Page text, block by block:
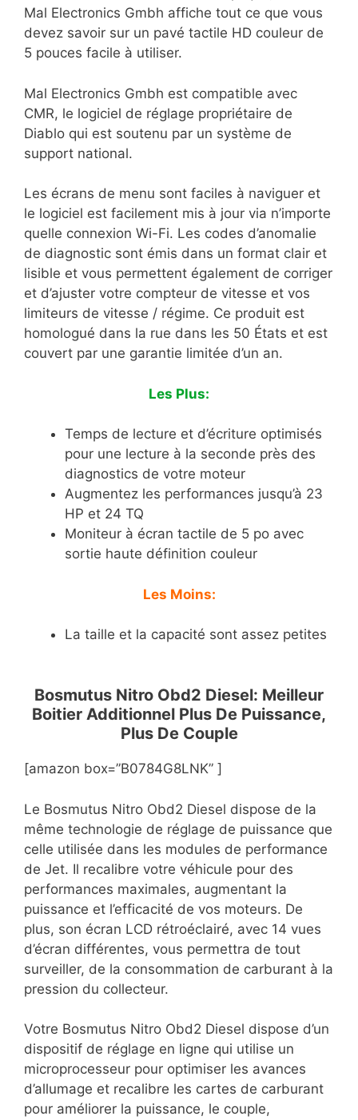
Mal Electronics Gmbh affiche tout ce que vous
devez savoir sur un pavé tactile HD couleur de
5 pouces facile à utiliser.
Mal Electronics Gmbh est compatible avec
CMR, le logiciel de réglage propriétaire de
Diablo qui est soutenu par un système de
support national.
Les écrans de menu sont faciles à naviguer et
le logiciel est facilement mis à jour via n’importe
quelle connexion Wi-Fi. Les codes d’anomalie
de diagnostic sont émis dans un format clair et
lisible et vous permettent également de corriger
et d’ajuster votre compteur de vitesse et vos
limiteurs de vitesse / régime. Ce produit est
homologué dans la rue dans les 50 États et est
couvert par une garantie limitée d’un an.
Les Plus:
Temps de lecture et d’écriture optimisés
pour une lecture à la seconde près des
diagnostics de votre moteur
Augmentez les performances jusqu’à 23
HP et 24 TQ
Moniteur à écran tactile de 5 po avec
sortie haute définition couleur
Les Moins:
La taille et la capacité sont assez petites
Bosmutus Nitro Obd2 Diesel: Meilleur
Boitier Additionnel Plus De Puissance,
Plus De Couple
[amazon box=”B0784G8LNK” ]
Le Bosmutus Nitro Obd2 Diesel dispose de la
même technologie de réglage de puissance que
celle utilisée dans les modules de performance
de Jet. Il recalibre votre véhicule pour des
performances maximales, augmentant la
puissance et l’efficacité de vos moteurs. De
plus, son écran LCD rétroéclairé, avec 14 vues
d’écran différentes, vous permettra de tout
surveiller, de la consommation de carburant à la
pression du collecteur.
Votre Bosmutus Nitro Obd2 Diesel dispose d’un
dispositif de réglage en ligne qui utilise un
microprocesseur pour optimiser les avances
d’allumage et recalibre les cartes de carburant
pour améliorer la puissance, le couple,